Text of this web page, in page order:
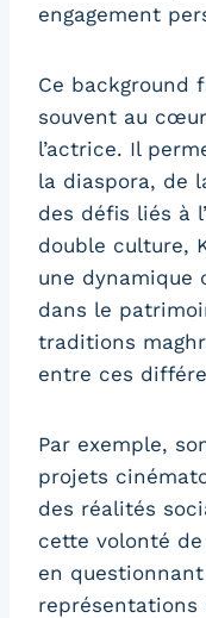
engagement
Ce background
souvent au
l’actrice. Il
la diaspora, de
des défis liés à
double culture,
une dynamique
dans le
traditions
entre ces
Par exemple,
projets
des réalités
cette volonté
en
représentations